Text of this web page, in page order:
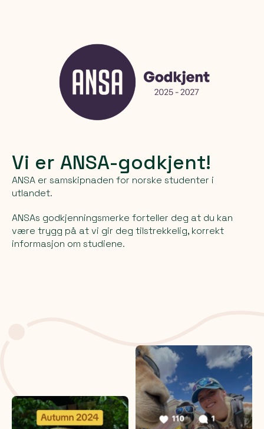
Vi er ANSA-godkjent!
ANSA er samskipnaden for norske studenter i
utlandet.
ANSAs godkjenningsmerke forteller deg at du kan
være trygg på at vi gir deg tilstrekkelig, korrekt
informasjon om studiene.